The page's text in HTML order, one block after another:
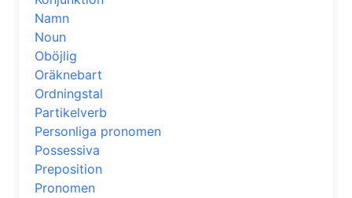
Namn
Noun
Oböjlig
Oräknebart
Ordningstal
Partikelverb
Personliga pronomen
Possessiva
Preposition
Pronomen